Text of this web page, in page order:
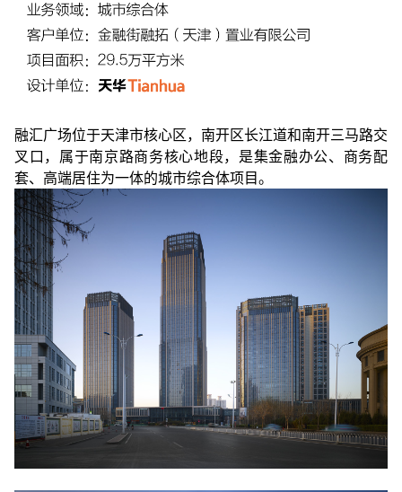
融汇广场位于天津市核心区，南开区长江道和南开三马路交
叉口，属于南京路商务核心地段，是集金融办公、商务配
套、高端居住为一体的城市综合体项目。